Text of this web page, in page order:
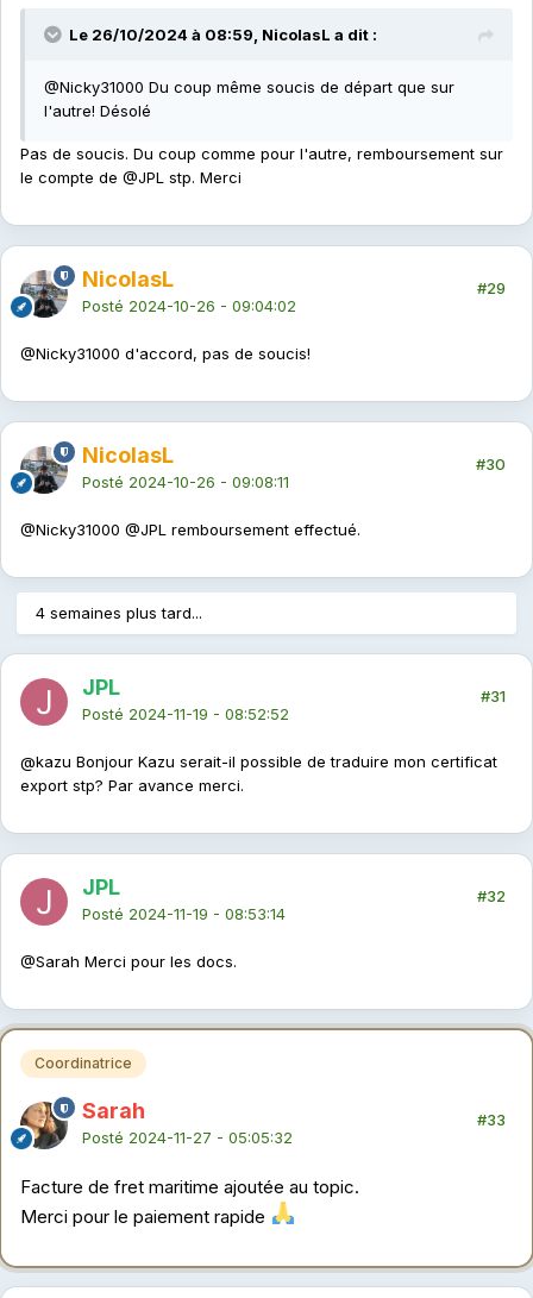
Le 26/10/2024 à 08:59, NicolasL a dit :
@Nicky31000 Du coup même soucis de départ que sur
l'autre! Désolé
Pas de soucis. Du coup comme pour l'autre, remboursement sur
le compte de @JPL stp. Merci
NicolasL
Posté 2024-10-26 - 09:04:02
#29
@Nicky31000 d'accord, pas de soucis!
NicolasL
Posté 2024-10-26 - 09:08:11
#30
@Nicky31000 @JPL remboursement effectué.
4 semaines plus tard...
JPL
Posté 2024-11-19 - 08:52:52
#31
@kazu Bonjour Kazu serait-il possible de traduire mon certificat
export stp? Par avance merci.
JPL
Posté 2024-11-19 - 08:53:14
#32
@Sarah Merci pour les docs.
Coordinatrice
Sarah
Posté 2024-11-27 - 05:05:32
#33
Facture de fret maritime ajoutée au topic.
Merci pour le paiement rapide